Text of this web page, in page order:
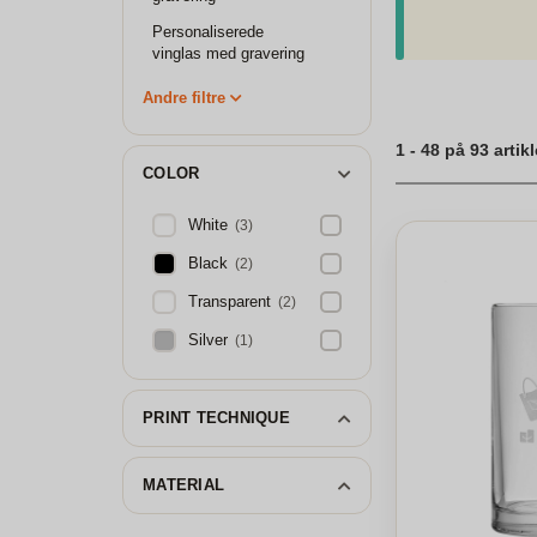
Personaliserede
vinglas med gravering
Andre filtre
COLOR
White (3)
Black (2)
Transparent (2)
Silver (1)
PRINT TECHNIQUE
MATERIAL
1 - 48 på 93